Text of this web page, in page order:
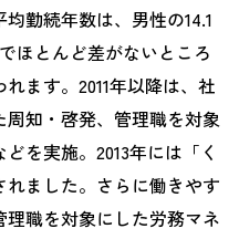
勤続年数は、男性の14.1
ほとんど差がないところ
ます。2011年以降は、社
知・啓発、管理職を対象
を実施。2013年には「く
ました。さらに働きやす
職を対象にした労務マネ